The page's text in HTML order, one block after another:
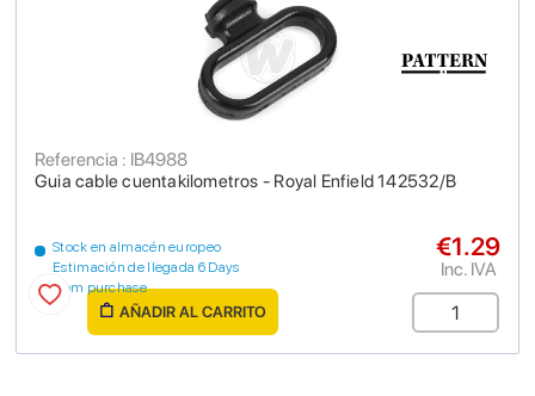
Guia cable cuentakilometros - Royal Enfield 142532/B
Referencia : IB4988
Stock en almacén europeo
Estimación de llegada 6 Days
from purchase
€1.29
Inc. IVA
AÑADIR AL CARRITO